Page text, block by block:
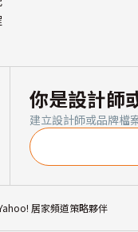
你是設計師
建立設計師或品牌
居家頻道策略夥伴